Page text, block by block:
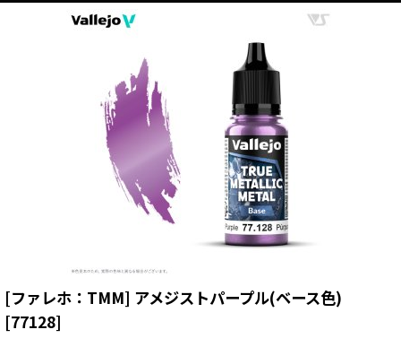
[ファレホ：TMM] アメジストパープル(ベース色)
[77128]